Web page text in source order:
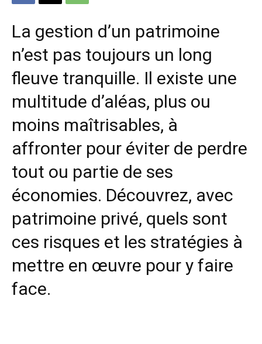
La gestion d’un patrimoine
n’est pas toujours un long
fleuve tranquille. Il existe une
multitude d’aléas, plus ou
moins maîtrisables, à
affronter pour éviter de perdre
tout ou partie de ses
économies. Découvrez, avec
patrimoine privé, quels sont
ces risques et les stratégies à
mettre en œuvre pour y faire
face.